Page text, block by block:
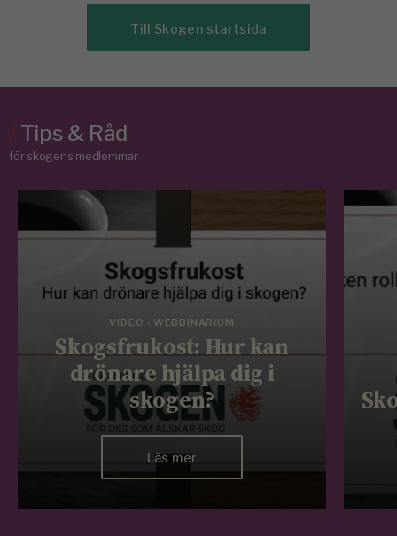
Till Skogen startsida
/Tips & Råd
för skogens medlemmar
VIDEO - WEBBINARIUM
Skogsfrukost: Hur kan
drönare hjälpa dig i
skogen?
Läs mer